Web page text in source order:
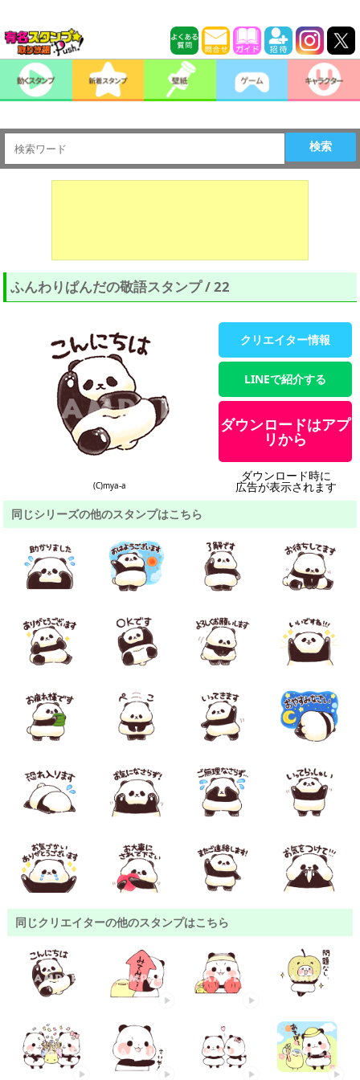
検索
ふんわりぱんだの敬語スタンプ / 22
(C)mya-a
クリエイター情報
LINEで紹介する
ダウンロードはアプ
リから
ダウンロード時に
広告が表示されます
同じシリーズの他のスタンプはこちら
同じクリエイターの他のスタンプはこちら